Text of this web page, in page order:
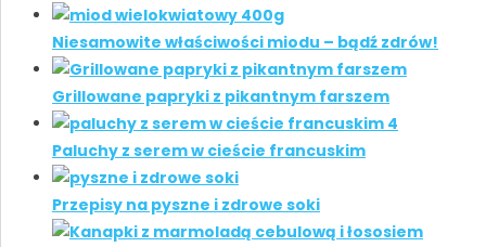
Niesamowite właściwości miodu – bądź zdrów!
Grillowane papryki z pikantnym farszem
Paluchy z serem w cieście francuskim
Przepisy na pyszne i zdrowe soki